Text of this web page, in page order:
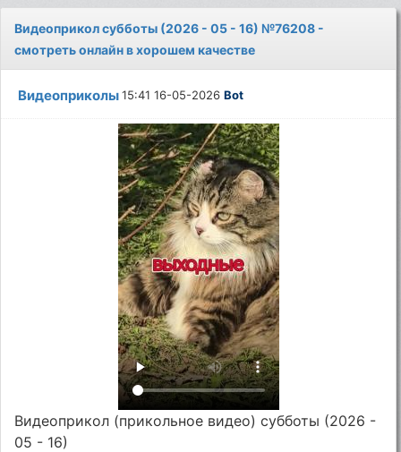
Видеоприкол субботы (2026 - 05 - 16) №76208 -
смотреть онлайн в хорошем качестве
Видеоприколы15:41 16-05-2026Bot
Видеоприкол (прикольное видео) субботы (2026 -
05 - 16)